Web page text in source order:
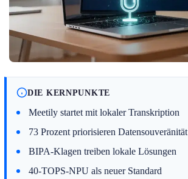
DIE KERNPUNKTE
Meetily startet mit lokaler Transkription
73 Prozent priorisieren Datensouveränität
BIPA-Klagen treiben lokale Lösungen
40-TOPS-NPU als neuer Standard